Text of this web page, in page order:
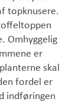
topknusere.
Omhyggelig
er
skal
fordel er
indføringen